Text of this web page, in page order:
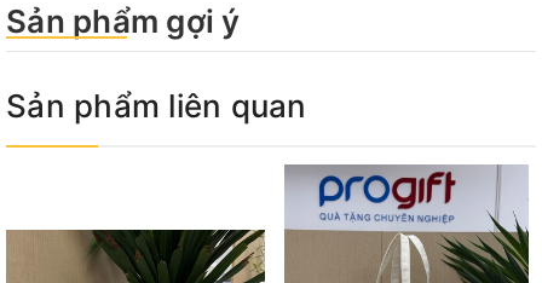
Sản phẩm gợi ý
Sản phẩm liên quan